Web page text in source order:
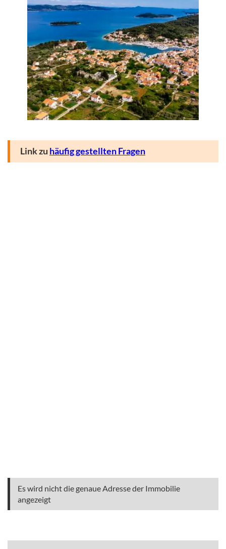
Link zu häufig gestellten Fragen
Es wird nicht die genaue Adresse der Immobilie
angezeigt